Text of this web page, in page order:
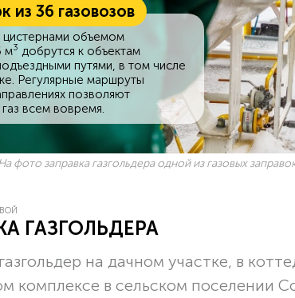
из 36 газовозов
цистернами объемом
м3 добрутся к объектам
путями, в том числе
Регулярные маршруты
позволяют
газ всем вовремя.
фото заправка газгольдера одной из газовых
ГАЗГОЛЬДЕРА
на дачном участке, в
комплексе в сельском поселении